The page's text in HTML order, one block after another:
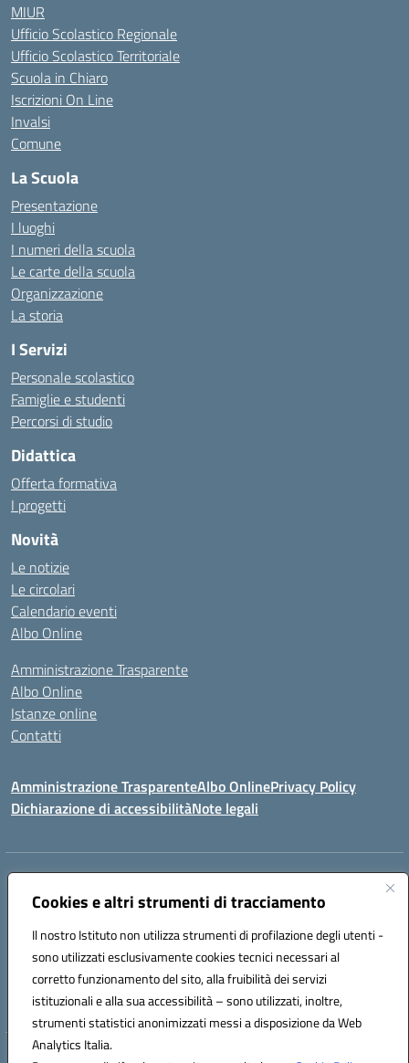
Cookies e altri strumenti di tracciamento
Il nostro Istituto non utilizza strumenti di profilazione degli utenti -
sono utilizzati esclusivamente cookies tecnici necessari al
corretto funzionamento del sito, alla fruibilità dei servizi
istituzionali e alla sua accessibilità – sono utilizzati, inoltre,
strumenti statistici anonimizzati messi a disposizione da Web
Analytics Italia.
MIUR
Ufficio Scolastico Regionale
Ufficio Scolastico Territoriale
Scuola in Chiaro
Iscrizioni On Line
Invalsi
Comune
La Scuola
Presentazione
I luoghi
I numeri della scuola
Le carte della scuola
Organizzazione
La storia
I Servizi
Personale scolastico
Famiglie e studenti
Percorsi di studio
Didattica
Offerta formativa
I progetti
Novità
Le notizie
Le circolari
Calendario eventi
Albo Online
Amministrazione Trasparente
Albo Online
Istanze online
Contatti
Amministrazione TrasparenteAlbo OnlinePrivacy Policy
Dichiarazione di accessibilitàNote legali
Indirizzo:
Centralino:0885/422972 Email:FGIC84600D@istruzione.it
Codice fiscale: 81004320719
Codice meccanografico:
FGIC84600D
Codice Indice delle Pubbliche Amministrazioni (IPA): istsc_FGIC84600D
Hosting & Powered by 3D Solution S.r.l.